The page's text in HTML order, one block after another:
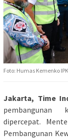
Foto: Humas Kemenko IPK
Jakarta, Time
pembangunan
dipercepat.
Pembangunan